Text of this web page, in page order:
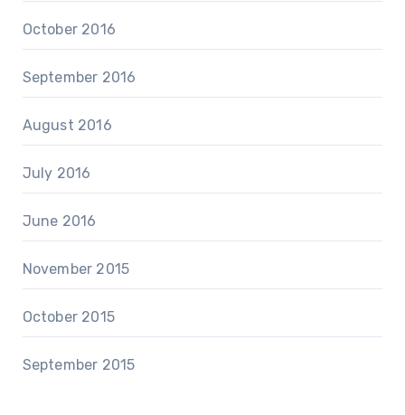
October 2016
September 2016
August 2016
July 2016
June 2016
November 2015
October 2015
September 2015